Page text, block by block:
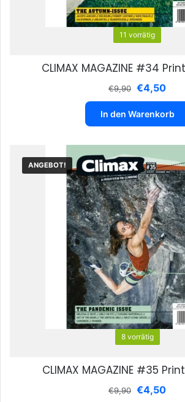
11 vorrätig
CLIMAX MAGAZINE #34
€9,90
Preis
war:
€9,90
€4,50
ist:
In den Warenkorb
ANGEBOT!
8 vorrätig
CLIMAX MAGAZINE #35
€9,90 €4,50